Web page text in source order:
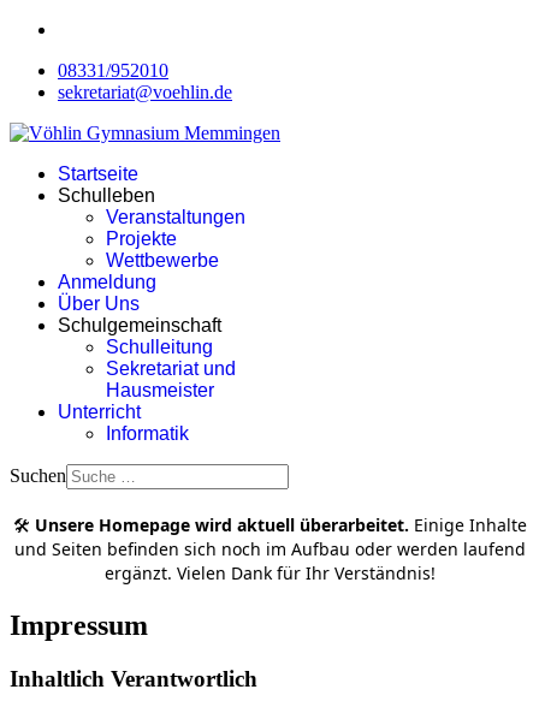
08331/952010
sekretariat@voehlin.de
Startseite
Schulleben
Veranstaltungen
Projekte
Wettbewerbe
Anmeldung
Über Uns
Schulgemeinschaft
Schulleitung
Sekretariat und
Hausmeister
Unterricht
Informatik
Suchen
🛠️ Unsere Homepage wird aktuell überarbeitet. Einige Inhalte
und Seiten befinden sich noch im Aufbau oder werden laufend
ergänzt. Vielen Dank für Ihr Verständnis!
Impressum
Inhaltlich Verantwortlich